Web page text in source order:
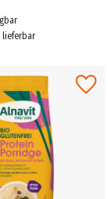
lieferbar